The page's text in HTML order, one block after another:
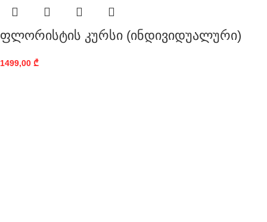
ფლორისტის კურსი (ინდივიდუალური)
1499,00 ₾